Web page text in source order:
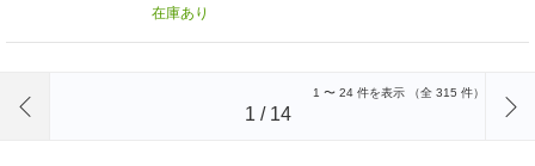
在庫あり
1 〜 24 件を表示 （全 315 件）
1 / 14